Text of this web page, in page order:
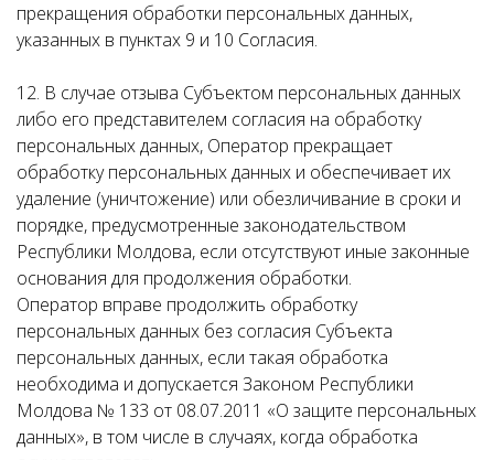
прекращения обработки персональных данных,
указанных в пунктах 9 и 10 Согласия.
12. В случае отзыва Субъектом персональных данных
либо его представителем согласия на обработку
персональных данных, Оператор прекращает
обработку персональных данных и обеспечивает их
удаление (уничтожение) или обезличивание в сроки и
порядке, предусмотренные законодательством
Республики Молдова, если отсутствуют иные законные
основания для продолжения обработки.
Оператор вправе продолжить обработку
персональных данных без согласия Субъекта
персональных данных, если такая обработка
необходима и допускается Законом Республики
Молдова № 133 от 08.07.2011 «О защите персональных
данных», в том числе в случаях, когда обработка